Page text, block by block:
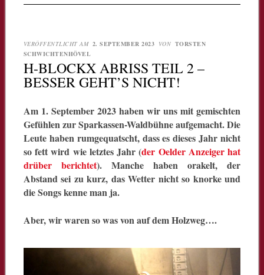
VERÖFFENTLICHT AM 2. SEPTEMBER 2023 VON TORSTEN
SCHWICHTENHÖVEL
H-BLOCKX ABRISS TEIL 2 –
BESSER GEHT’S NICHT!
Am 1. September 2023 haben wir uns mit gemischten
Gefühlen zur Sparkassen-Waldbühne aufgemacht. Die
Leute haben rumgequatscht, dass es dieses Jahr nicht
so fett wird wie letztes Jahr (der Oelder Anzeiger hat
drüber berichtet). Manche haben orakelt, der
Abstand sei zu kurz, das Wetter nicht so knorke und
die Songs kenne man ja.
Aber, wir waren so was von auf dem Holzweg….